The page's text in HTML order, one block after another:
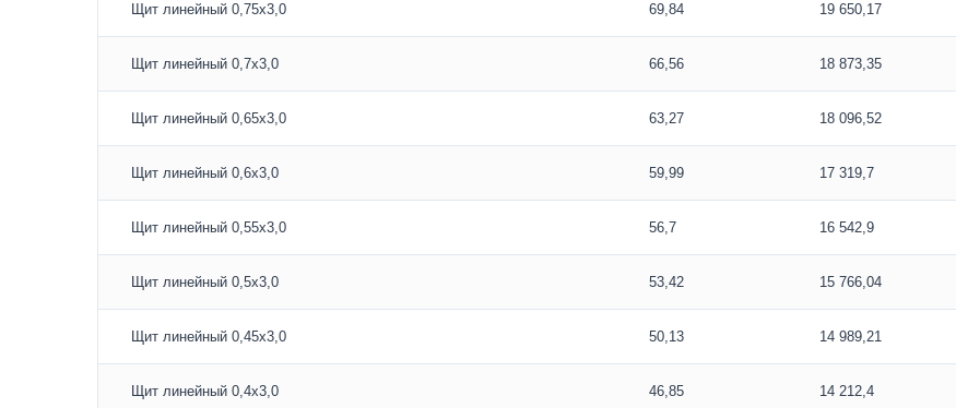
Щит линейный 0,75х3,0 69,84 19 650,17
Щит линейный 0,7х3,0 66,56 18 873,35
Щит линейный 0,65х3,0 63,27 18 096,52
Щит линейный 0,6х3,0 59,99 17 319,7
Щит линейный 0,55х3,0 56,7 16 542,9
Щит линейный 0,5х3,0 53,42 15 766,04
Щит линейный 0,45х3,0 50,13 14 989,21
Щит линейный 0,4х3,0 46,85 14 212,4